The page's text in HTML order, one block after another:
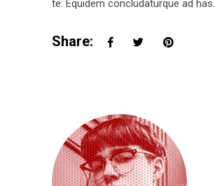
te. Equidem concludaturque ad has.
Share: